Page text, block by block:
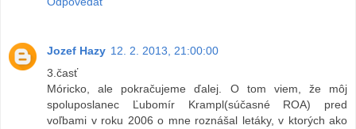
Jozef Hazy 12. 2. 2013, 21:00:00
3.časť
Móricko, ale pokračujeme ďalej. O tom viem, že môj
spoluposlanec Ľubomír Krampl(súčasné ROA) pred
voľbami v roku 2006 o mne roznášal letáky, v ktorých ako